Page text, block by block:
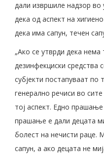
дали извршиле надзор
дека од аспект на
дека има сапун, течен
„Ако се утврди дека нема
дезинфекциски средства
субјекти постапуваат
генерално речиси во
тој аспект. Едно
прашање е дали децата
болест на нечисти раце.
сапун, а ако децата не